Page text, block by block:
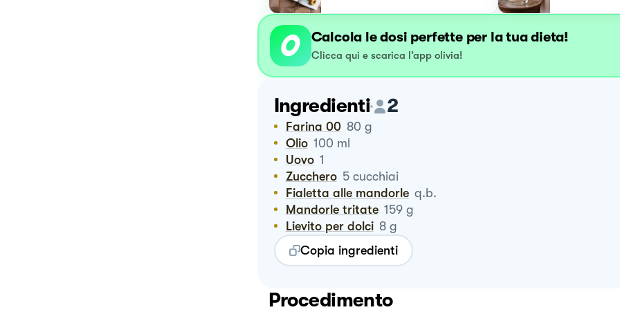
Calcola le dosi perfette per la tua dieta!
Clicca qui e scarica l’app olivia!
Ingredienti 2
Farina 00 80 g
Olio 100 ml
Uovo 1
Zucchero 5 cucchiai
Fialetta alle mandorle q.b.
Mandorle tritate 159 g
Lievito per dolci 8 g
Copia ingredienti
Procedimento